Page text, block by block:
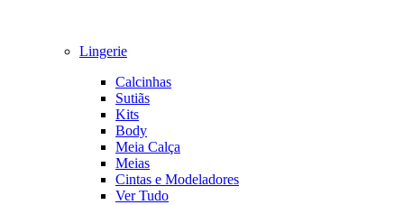
Lingerie
Calcinhas
Sutiãs
Kits
Body
Meia Calça
Meias
Cintas e Modeladores
Ver Tudo